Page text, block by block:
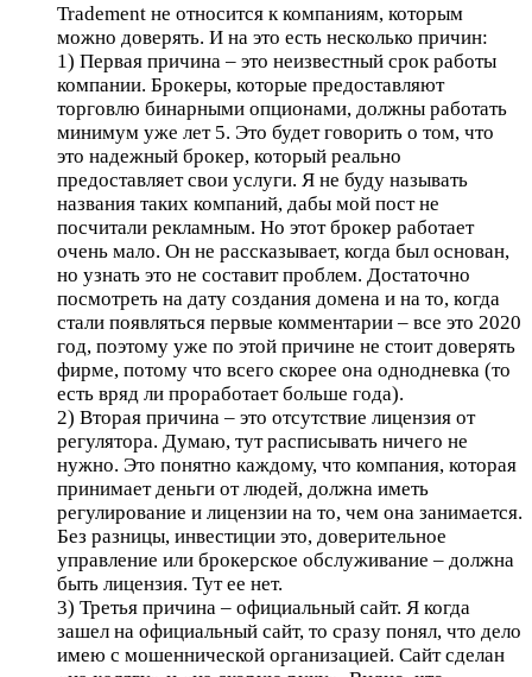
Tradement не относится к компаниям, которым
можно доверять. И на это есть несколько причин:
1) Первая причина – это неизвестный срок работы
компании. Брокеры, которые предоставляют
торговлю бинарными опционами, должны работать
минимум уже лет 5. Это будет говорить о том, что
это надежный брокер, который реально
предоставляет свои услуги. Я не буду называть
названия таких компаний, дабы мой пост не
посчитали рекламным. Но этот брокер работает
очень мало. Он не рассказывает, когда был основан,
но узнать это не составит проблем. Достаточно
посмотреть на дату создания домена и на то, когда
стали появляться первые комментарии – все это 2020
год, поэтому уже по этой причине не стоит доверять
фирме, потому что всего скорее она однодневка (то
есть вряд ли проработает больше года).
2) Вторая причина – это отсутствие лицензия от
регулятора. Думаю, тут расписывать ничего не
нужно. Это понятно каждому, что компания, которая
принимает деньги от людей, должна иметь
регулирование и лицензии на то, чем она занимается.
Без разницы, инвестиции это, доверительное
управление или брокерское обслуживание – должна
быть лицензия. Тут ее нет.
3) Третья причина – официальный сайт. Я когда
зашел на официальный сайт, то сразу понял, что дело
имею с мошеннической организацией. Сайт сделан